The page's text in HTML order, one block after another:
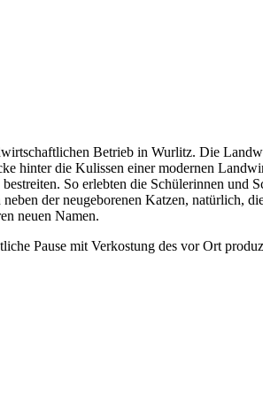
Betrieb in Wurlitz. Die
hinter die Kulissen einer modernen
So erlebten die Schülerinnen und
der neugeborenen Katzen, natürlich,
neuen Namen.
Pause mit Verkostung des vor Ort